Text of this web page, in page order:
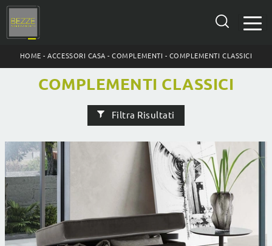
HOME -ACCESSORI CASA -COMPLEMENTI - COMPLEMENTI CLASSICI
COMPLEMENTI CLASSICI
Filtra Risultati